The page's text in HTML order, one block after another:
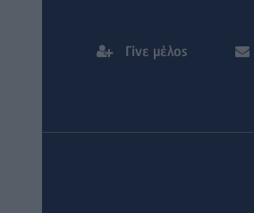
Γίνε μέλος